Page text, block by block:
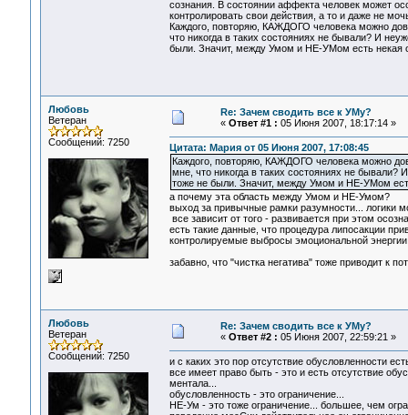
сознания. В состоянии аффекта человек может
контролировать свои действия, а то и даже не
Каждого, повторяю, КАЖДОГО человека можно
что никогда в таких состояниях не бывали? И
были. Значит, между Умом и НЕ-УМом есть некая
Любовь
Ветеран
Сообщений: 7250
Re: Зачем сводить все к УМу?
« Ответ #1 : 05 Июня 2007, 18:17:14 »
Цитата: Мария от 05 Июня 2007, 17:08:45
Каждого, повторяю, КАЖДОГО человека можно
мне, что никогда в таких состояниях не
тоже не были. Значит, между Умом и НЕ-УМом
а почему эта область между Умом и НЕ-Умом?
выход за привычные рамки разумности... логики
все зависит от того - развивается при этом
есть такие данные, что процедура липосакции
контролируемые выбросы эмоциональной
забавно, что "чистка негатива" тоже приводит к
Любовь
Ветеран
Сообщений: 7250
Re: Зачем сводить все к УМу?
« Ответ #2 : 05 Июня 2007, 22:59:21 »
и с каких это пор отсутствие обусловленности
все имеет право быть - это и есть отсутствие
ментала...
обусловленность - это ограничение...
НЕ-Ум - это тоже ограничение... большее, чем